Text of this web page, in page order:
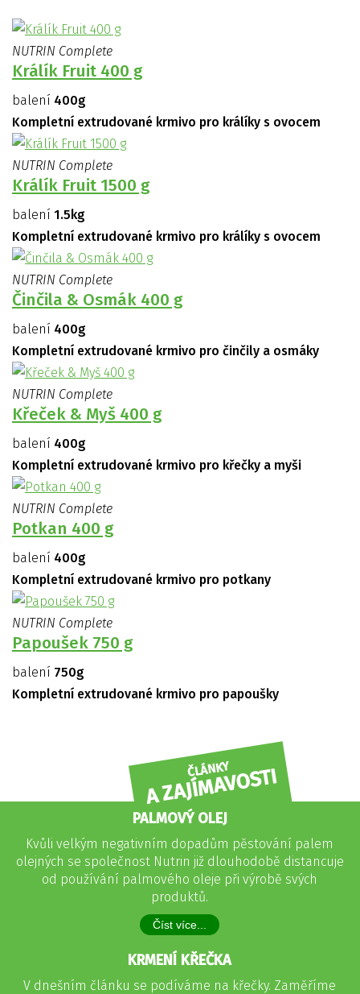
NUTRIN Complete
Králík Fruit 400 g
balení 400g
Kompletní extrudované krmivo pro králíky s ovocem
NUTRIN Complete
Králík Fruit 1500 g
balení 1.5kg
Kompletní extrudované krmivo pro králíky s ovocem
NUTRIN Complete
Činčila & Osmák 400 g
balení 400g
Kompletní extrudované krmivo pro činčily a osmáky
NUTRIN Complete
Křeček & Myš 400 g
balení 400g
Kompletní extrudované krmivo pro křečky a myši
NUTRIN Complete
Potkan 400 g
balení 400g
Kompletní extrudované krmivo pro potkany
NUTRIN Complete
Papoušek 750 g
balení 750g
Kompletní extrudované krmivo pro papoušky
ČLÁNKY
A ZAJÍMAVOSTI
PALMOVÝ OLEJ
Kvůli velkým negativním dopadům pěstování palem
olejných se společnost Nutrin již dlouhodobě distancuje
od používání palmového oleje při výrobě svých
produktů.
Číst více...
KRMENÍ KŘEČKA
V dnešním článku se podíváme na křečky. Zaměříme